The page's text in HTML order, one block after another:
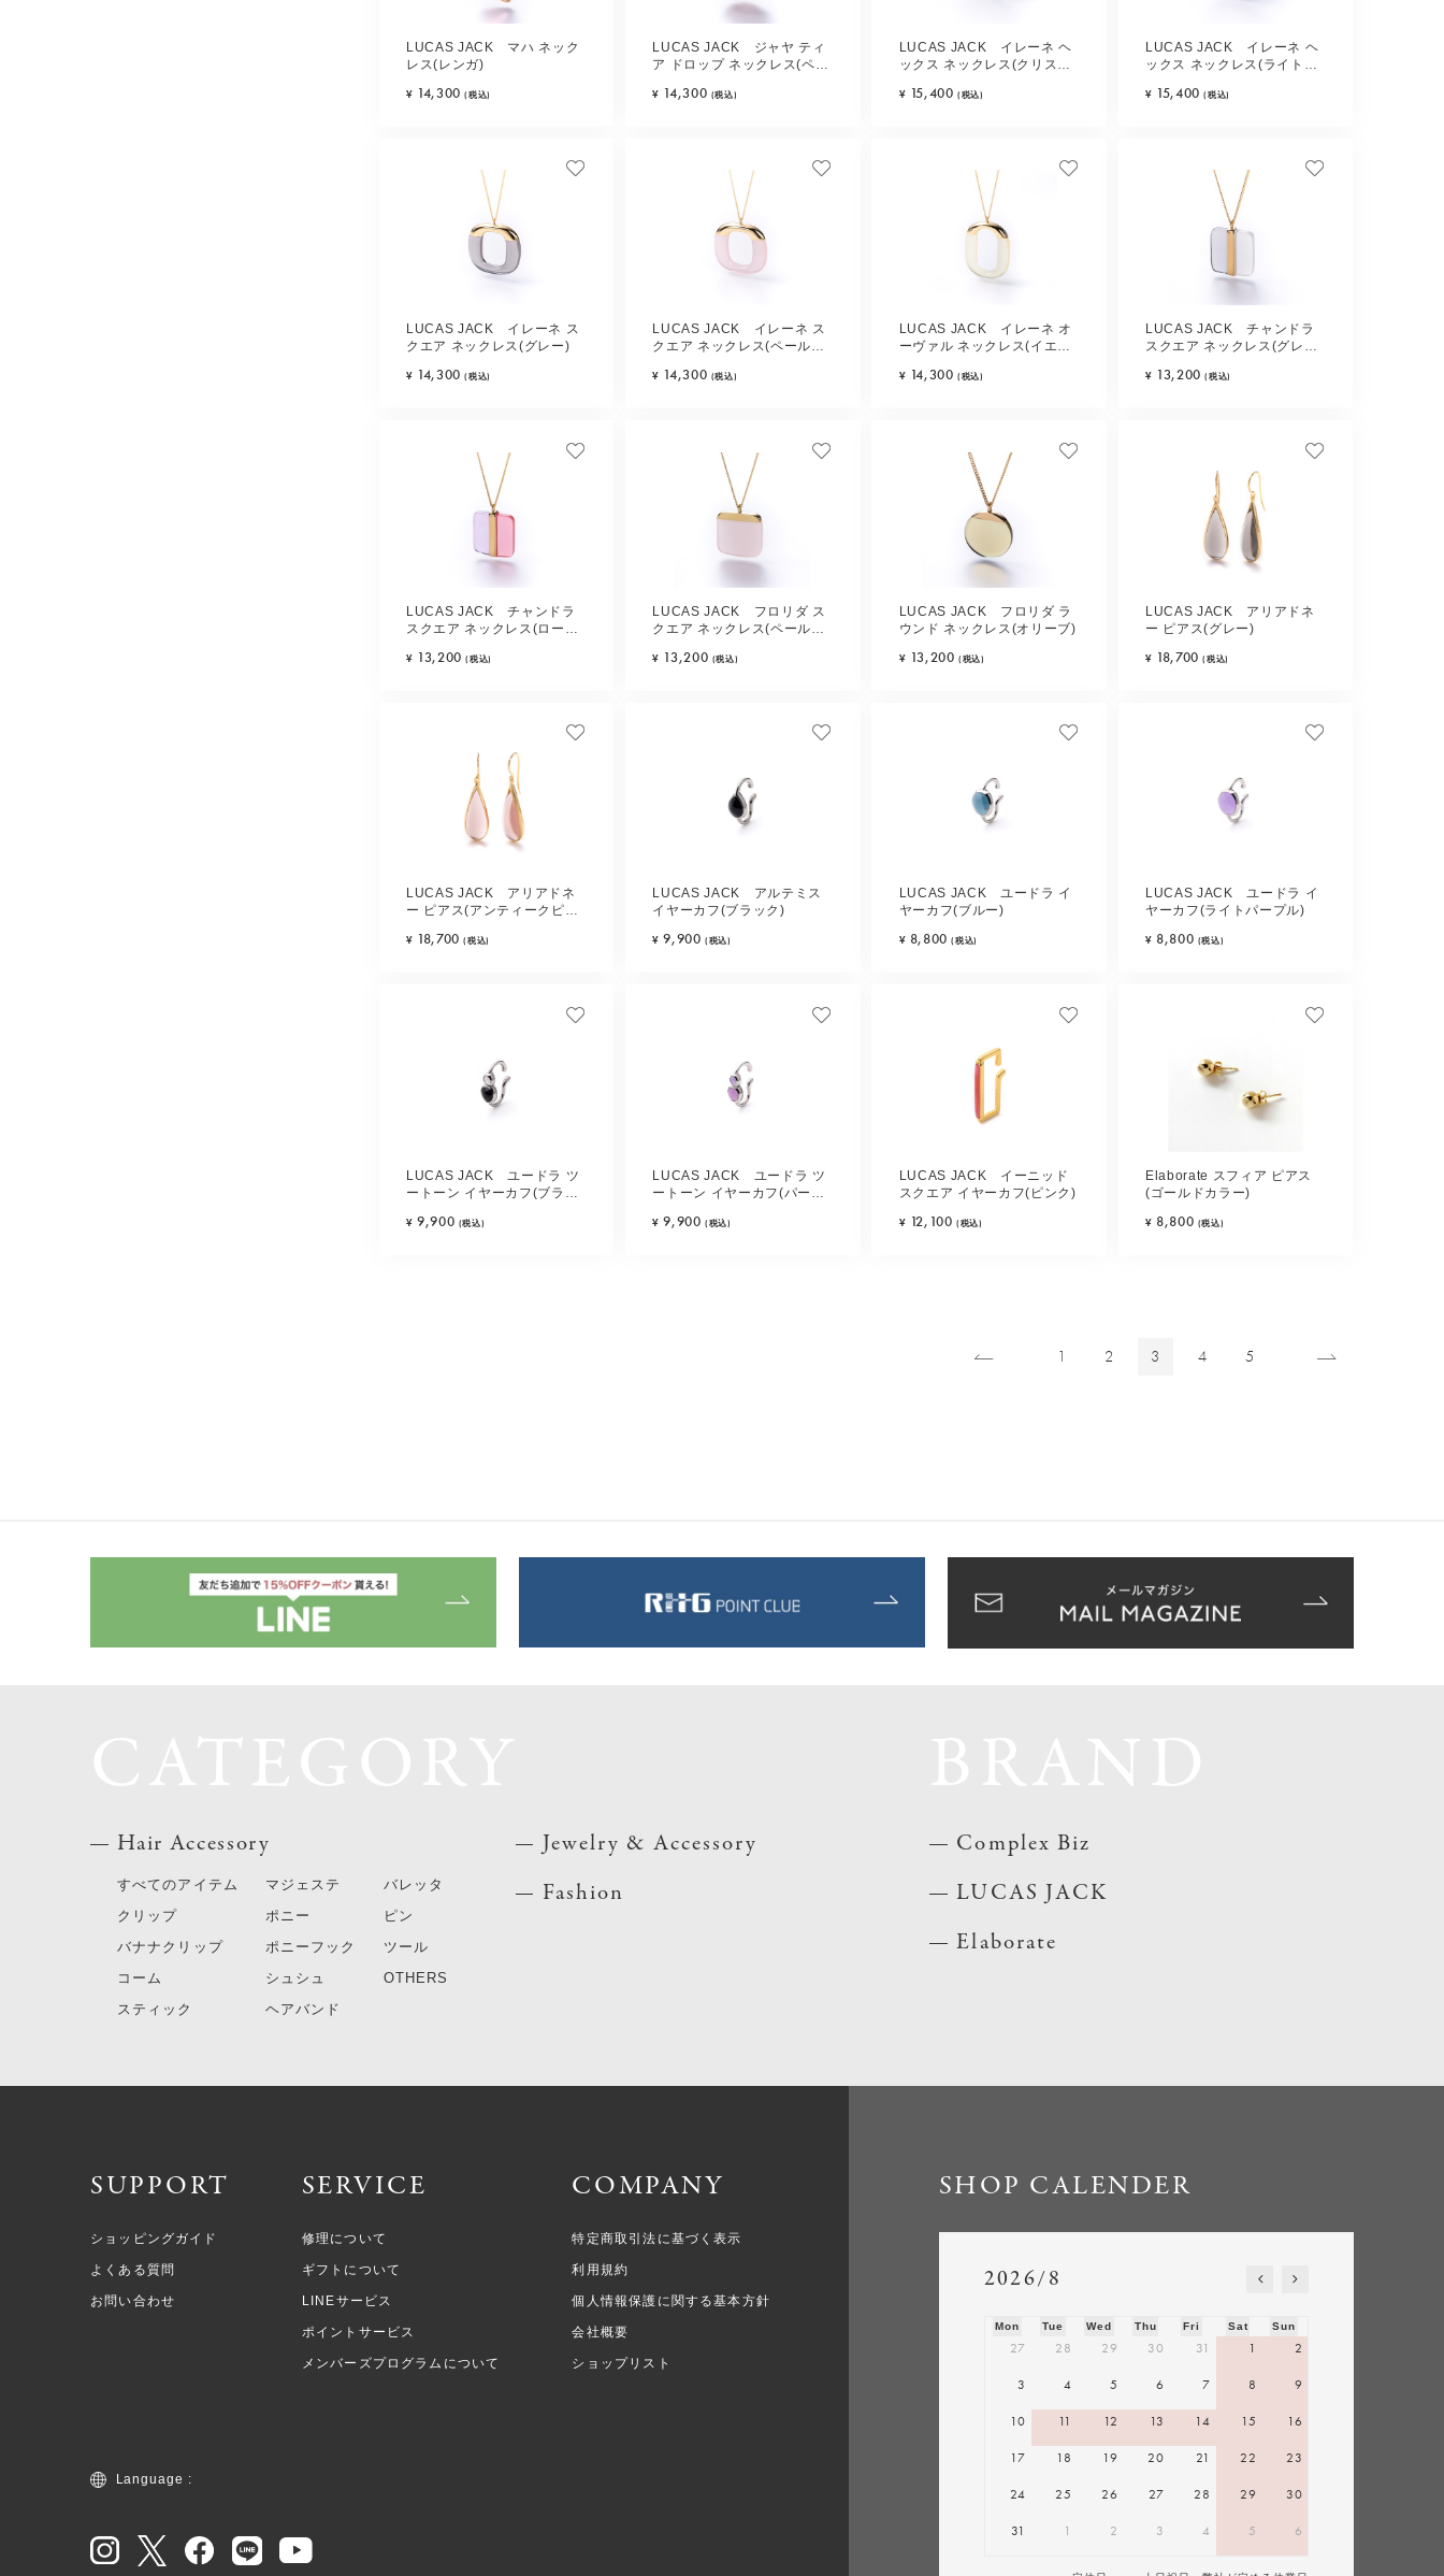
LUCAS JACK マハ ネック
レス(レンガ)
¥ 14,300 (税込)
LUCAS JACK ジャヤ ティ
ア ドロップ ネックレス(ペー
¥ 14,300 (税込)
LUCAS JACK イレーネ ヘ
ックス ネックレス(クリスタ
¥ 15,400 (税込)
LUCAS JACK イレーネ ヘ
ックス ネックレス(ライトパ
¥ 15,400 (税込)
LUCAS JACK イレーネ ス
クエア ネックレス(グレー)
¥ 14,300 (税込)
LUCAS JACK イレーネ ス
クエア ネックレス(ペールピ
¥ 14,300 (税込)
LUCAS JACK イレーネ オ
ーヴァル ネックレス(イエロ
¥ 14,300 (税込)
LUCAS JACK チャンドラ
スクエア ネックレス(グレー
¥ 13,200 (税込)
LUCAS JACK チャンドラ
スクエア ネックレス(ローズ
¥ 13,200 (税込)
LUCAS JACK フロリダ ス
クエア ネックレス(ペールピ
¥ 13,200 (税込)
LUCAS JACK フロリダ ラ
ウンド ネックレス(オリーブ)
¥ 13,200 (税込)
LUCAS JACK アリアドネ
ー ピアス(グレー)
¥ 18,700 (税込)
LUCAS JACK アリアドネ
ー ピアス(アンティークピン
¥ 18,700 (税込)
LUCAS JACK アルテミス
イヤーカフ(ブラック)
¥ 9,900 (税込)
LUCAS JACK ユードラ イ
ヤーカフ(ブルー)
¥ 8,800 (税込)
LUCAS JACK ユードラ イ
ヤーカフ(ライトパープル)
¥ 8,800 (税込)
LUCAS JACK ユードラ ツ
ートーン イヤーカフ(ブラッ
¥ 9,900 (税込)
LUCAS JACK ユードラ ツ
ートーン イヤーカフ(パープ
¥ 9,900 (税込)
LUCAS JACK イーニッド
スクエア イヤーカフ(ピンク)
¥ 12,100 (税込)
Elaborate スフィア ピアス
(ゴールドカラー)
¥ 8,800 (税込)
1 2 3 4 5
Hair Accessory
すべてのアイテム
クリップ
バナナクリップ
コーム
スティック
マジェステ
ポニー
ポニーフック
シュシュ
ヘアバンド
バレッタ
ピン
ツール
OTHERS
Jewelry & Accessory
Fashion
Complex Biz
LUCAS JACK
Elaborate
SUPPORT
ショッピングガイド
よくある質問
お問い合わせ
SERVICE
修理について
ギフトについて
LINEサービス
ポイントサービス
メンバーズプログラムについて
COMPANY
特定商取引法に基づく表示
利用規約
個人情報保護に関する基本方針
会社概要
ショップリスト
Language :
SHOP CALENDER
2026/8
Mon Tue Wed Thu Fri Sat Sun
27 28 29 30 31 1 2
3 4 5 6 7 8 9
10 11 12 13 14 15 16
17 18 19 20 21 22 23
24 25 26 27 28 29 30
31 1 2 3 4 5 6